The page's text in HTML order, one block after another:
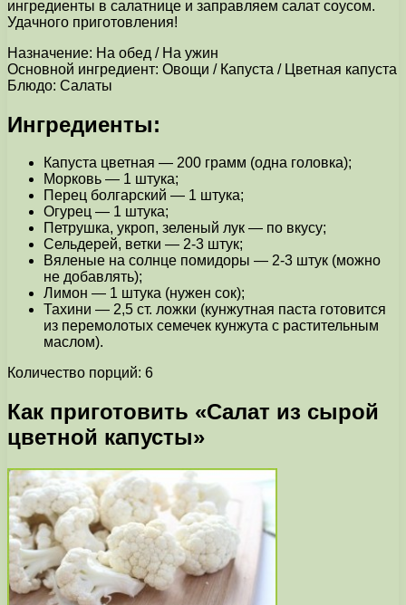
ингредиенты в салатнице и заправляем салат соусом.
Удачного приготовления!
Назначение: На обед / На ужин
Основной ингредиент: Овощи / Капуста / Цветная капуста
Блюдо: Салаты
Ингредиенты:
Капуста цветная — 200 грамм (одна головка);
Морковь — 1 штука;
Перец болгарский — 1 штука;
Огурец — 1 штука;
Петрушка, укроп, зеленый лук — по вкусу;
Сельдерей, ветки — 2-3 штук;
Вяленые на солнце помидоры — 2-3 штук (можно
не добавлять);
Лимон — 1 штука (нужен сок);
Тахини — 2,5 ст. ложки (кунжутная паста готовится
из перемолотых семечек кунжута с растительным
маслом).
Количество порций: 6
Как приготовить «Салат из сырой
цветной капусты»